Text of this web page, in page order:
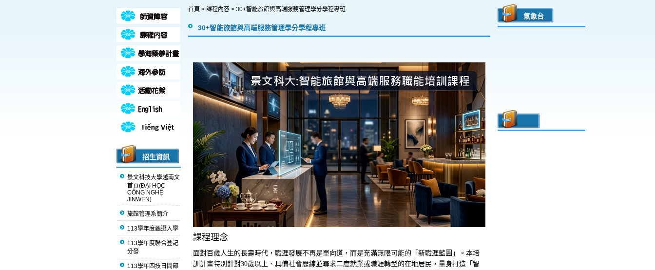
招生資訊
景文科技大學越南文
首頁(ĐẠI HỌC
CÔNG NGHỆ
JINWEN)
旅館管理系簡介
113學年度甄選入學
113學年度聯合登記
分發
113學年四技日間部
首頁 > 課程內容 > 30+智能旅館與高端服務管理學分學程專班
30+智能旅館與高端服務管理學分學程專班
課程理念
面對百歲人生的長壽時代，職涯發展不再是單向道，而是充滿無限可能的「新職涯藍圖」。本培
訓計畫特別針對30歲以上、具備社會歷練並尋求二度就業或職涯轉型的在地居民，量身打造「智
氣象台